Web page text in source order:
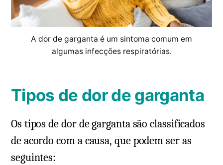
A dor de garganta é um sintoma comum em
algumas infecções respiratórias.
Tipos de dor de garganta
Os tipos de dor de garganta são classificados
de acordo com a causa, que podem ser as
seguintes: